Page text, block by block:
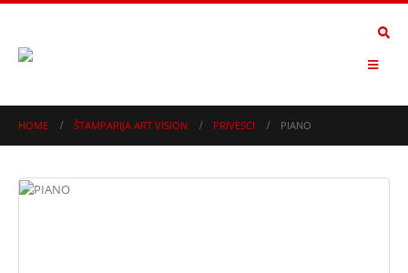
HOME ŠTAMPARIJA ART VISION PRIVESCI PIANO